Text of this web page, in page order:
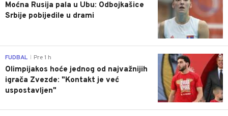
Moćna Rusija pala u Ubu: Odbojkašice
Srbije pobijedile u drami
0
FUDBAL Pre 1 h
Olimpijakos hoće jednog od najvažnijih
igrača Zvezde: "Kontakt je već
uspostavljen"